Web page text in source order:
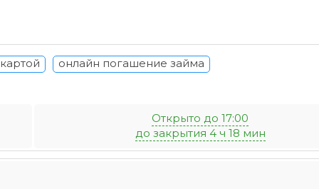
онлайн погашение займа
Открыто до 17:00
до закрытия 4 ч 18 мин